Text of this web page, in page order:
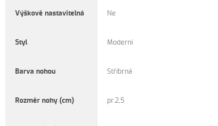
Výškově nastavitelná Ne
Styl Moderní
Barva nohou Stříbrná
Rozměr nohy (cm) pr.2,5